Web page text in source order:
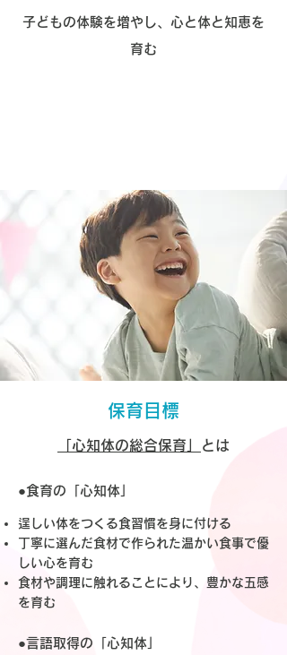
子どもの体験を増やし、心と体と知恵を
育む
保育目標
「心知体の総合保育」 とは
●食育の「心知体」
逞しい体をつくる食習慣を身に付ける
丁寧に選んだ食材で作られた温かい食事で優
しい心を育む
食材や調理に触れることにより、豊かな五感
を育む
●言語取得の「心知体」